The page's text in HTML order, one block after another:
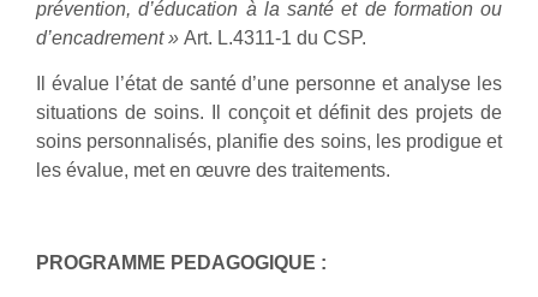
prévention, d’éducation à la santé et de formation ou
d’encadrement » Art. L.4311-1 du CSP.
Il évalue l’état de santé d’une personne et analyse les
situations de soins. Il conçoit et définit des projets de
soins personnalisés, planifie des soins, les prodigue et
les évalue, met en œuvre des traitements.
PROGRAMME PEDAGOGIQUE :